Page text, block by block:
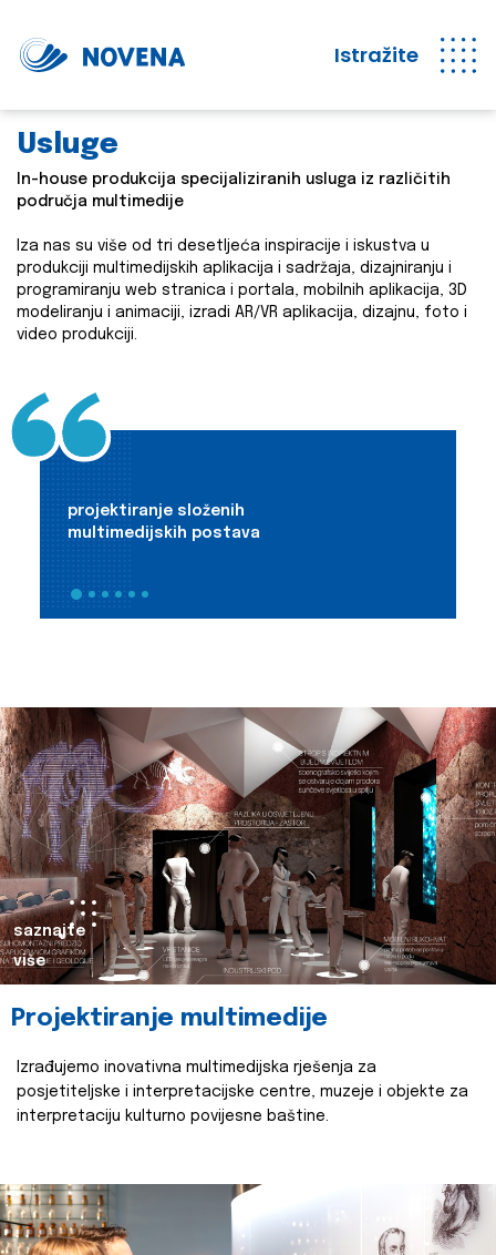
Istražite
Usluge
In-house produkcija specijaliziranih usluga iz različitih
područja multimedije
Iza nas su više od tri desetljeća inspiracije i iskustva u
produkciji multimedijskih aplikacija i sadržaja, dizajniranju i
programiranju web stranica i portala, mobilnih aplikacija, 3D
modeliranju i animaciji, izradi AR/VR aplikacija, dizajnu, foto i
video produkciji.
projektiranje složenih
multimedijskih postava
saznajte
više
Projektiranje multimedije
Izrađujemo inovativna multimedijska rješenja za
posjetiteljske i interpretacijske centre, muzeje i objekte za
interpretaciju kulturno povijesne baštine.